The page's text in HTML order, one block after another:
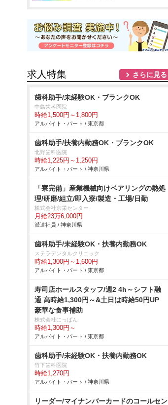
求人特集 さらに見る
歯科助手/未経験OK・ブランクOK
中島歯科医院
時給1,500円～1,800円
アルバイト・パート / 東京都
歯科助手/扶養内勤務OK・ブランクOK
北野歯科医院
時給1,225円～1,250円
アルバイト・パート / 神奈川県
「寮完備」産業機械向けベアリングの熱処
理/研磨/組立/即入寮/製造・工場/日勤
株式会社京栄センター
月給23万6,000円
派遣社員 / 神奈川県
歯科助手/未経験OK・扶養内勤務OK
ステラデンタルクリニック
時給1,300円～1,600円
アルバイト・パート / 東京都
寿司店ホールスタッフ/週2 4h～シフト融
通 高時給1,300円～&土日は時給50円UP
豪華な食事補助
株式会社にっぱん
時給1,300円～
アルバイト・パート / 東京都
歯科助手/未経験OK・扶養内勤務OK
竹下歯科医院
時給1,270円
アルバイト・パート / 神奈川県
リーダー/マイナンバーカードのコールセン